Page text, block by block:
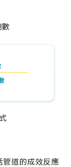
道的成效反應